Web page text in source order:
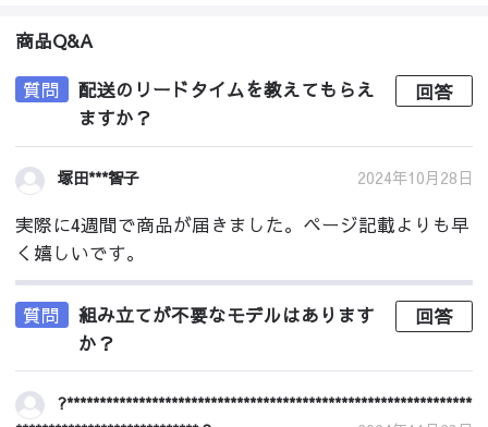
商品Q&A
質問
配送のリードタイムを教えてもらえ
ますか？
回答
塚田***智子 2024年10月28日
実際に4週間で商品が届きました。ページ記載よりも早
く嬉しいです。
質問
組み立てが不要なモデルはあります
か？
回答
?**************************************************************